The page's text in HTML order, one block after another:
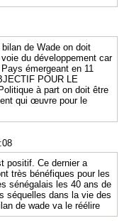
de Wade on doit
du développement car
émergeant en 11
POUR LE
à part on doit être
qui œuvre pour le
positif. Ce dernier a
très bénéfiques pour les
sénégalais les 40 ans de
séquelles dans la vie des
de wade va le réélire